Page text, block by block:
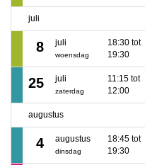
juli
8 juli
woensdag
18:30 tot
19:30
25 juli
zaterdag
11:15 tot
12:00
augustus
4 augustus
dinsdag
18:45 tot
19:30